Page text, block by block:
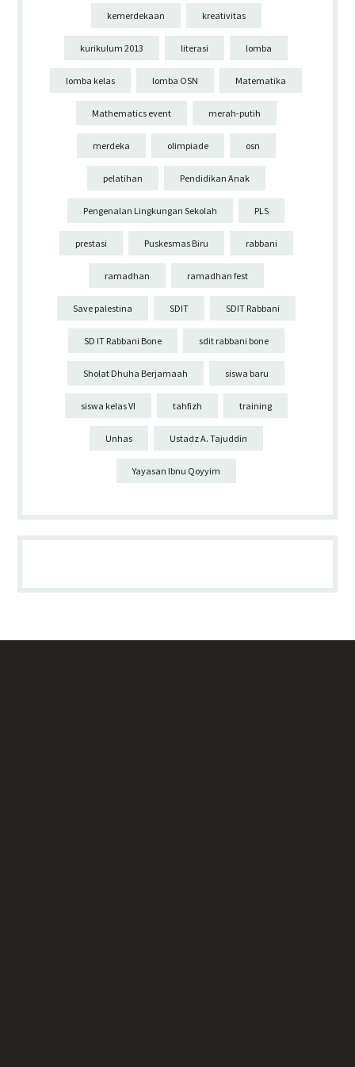
kemerdekaan kreativitas
kurikulum 2013 literasi lomba
lomba kelas lomba OSN Matematika
Mathematics event merah-putih
merdeka olimpiade osn
pelatihan Pendidikan Anak
Pengenalan Lingkungan Sekolah PLS
prestasi Puskesmas Biru rabbani
ramadhan ramadhan fest
Save palestina SDIT SDIT Rabbani
SD IT Rabbani Bone sdit rabbani bone
Sholat Dhuha Berjamaah siswa baru
siswa kelas VI tahfizh training
Unhas Ustadz A. Tajuddin
Yayasan Ibnu Qoyyim